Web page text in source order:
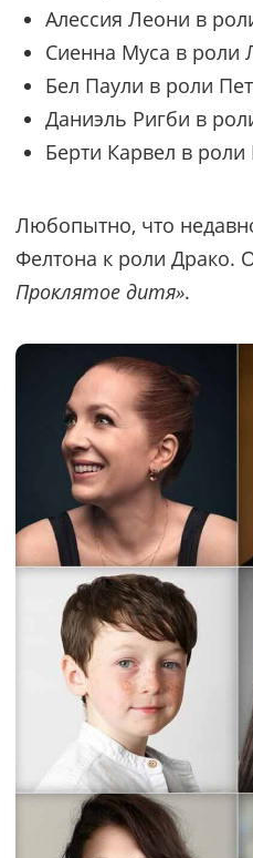
Алессия Леони в
Сиенна Муса в роли
Бел Паули в роли
Даниэль Ригби в
Берти Карвел в
Любопытно, что
Фелтона к роли Драко.
Проклятое дитя».